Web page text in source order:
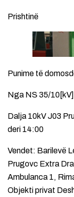
Prishtinë
Punime të
Nga NS 35/
Dalja 10kV J03
deri 14:00
Vendet: Barilevë
Prugovc Extra
Ambulanca 1,
Objekti privat